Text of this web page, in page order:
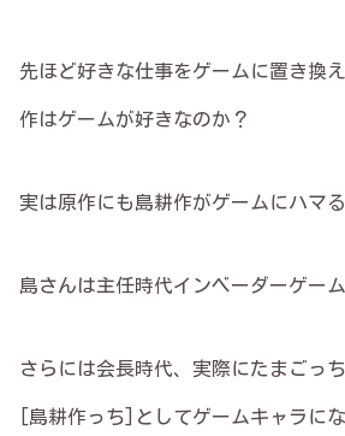
先ほど好きな仕事をゲームに置き換
作はゲームが好きなのか？
実は原作にも島耕作がゲームにハマ
島さんは主任時代インベーダーゲー
さらには会長時代、実際にたまごっ
[島耕作っち]としてゲームキャラに